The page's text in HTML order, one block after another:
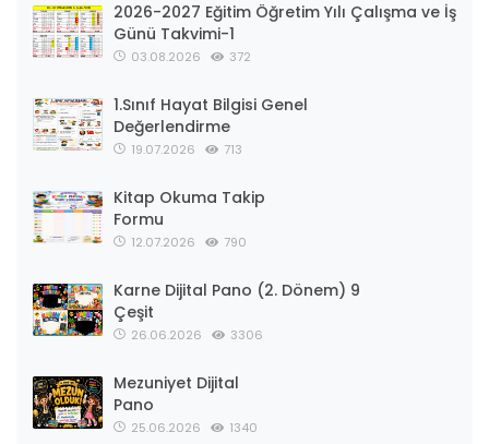
2026-2027 Eğitim Öğretim Yılı Çalışma ve İş
Günü Takvimi-1
03.08.2026 372
1.Sınıf Hayat Bilgisi Genel
Değerlendirme
19.07.2026 713
Kitap Okuma Takip
Formu
12.07.2026 790
Karne Dijital Pano (2. Dönem) 9
Çeşit
26.06.2026 3306
Mezuniyet Dijital
Pano
25.06.2026 1340